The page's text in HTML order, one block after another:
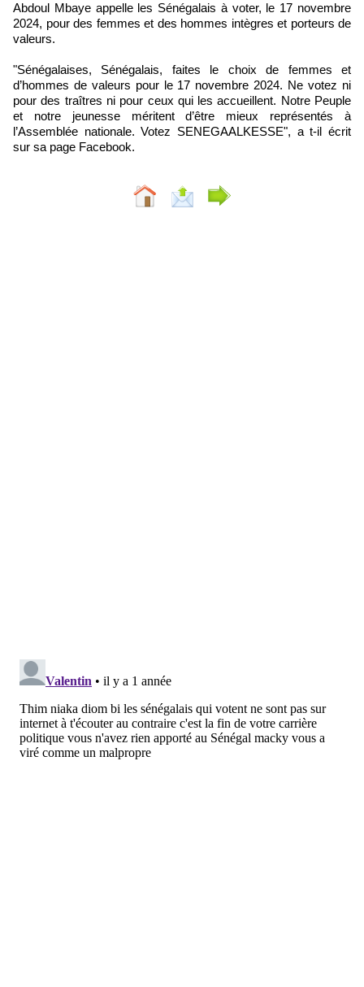
Abdoul Mbaye appelle les Sénégalais à voter, le 17 novembre
2024, pour des femmes et des hommes intègres et porteurs de
valeurs.
"Sénégalaises, Sénégalais, faites le choix de femmes et
d’hommes de valeurs pour le 17 novembre 2024. Ne votez ni
pour des traîtres ni pour ceux qui les accueillent. Notre Peuple
et notre jeunesse méritent d’être mieux représentés à
l’Assemblée nationale. Votez SENEGAALKESSE", a t-il écrit
sur sa page Facebook.